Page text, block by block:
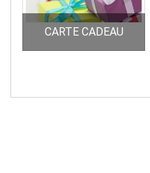
CARTE CADEAU